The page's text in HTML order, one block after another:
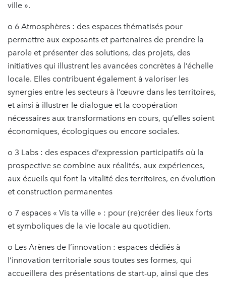
ville ».
o 6 Atmosphères : des espaces thématisés pour
permettre aux exposants et partenaires de prendre la
parole et présenter des solutions, des projets, des
initiatives qui illustrent les avancées concrètes à l’échelle
locale. Elles contribuent également à valoriser les
synergies entre les secteurs à l’œuvre dans les territoires,
et ainsi à illustrer le dialogue et la coopération
nécessaires aux transformations en cours, qu’elles soient
économiques, écologiques ou encore sociales.
o 3 Labs : des espaces d’expression participatifs où la
prospective se combine aux réalités, aux expériences,
aux écueils qui font la vitalité des territoires, en évolution
et construction permanentes
o 7 espaces « Vis ta ville » : pour (re)créer des lieux forts
et symboliques de la vie locale au quotidien.
o Les Arènes de l’innovation : espaces dédiés à
l’innovation territoriale sous toutes ses formes, qui
accueillera des présentations de start-up, ainsi que des